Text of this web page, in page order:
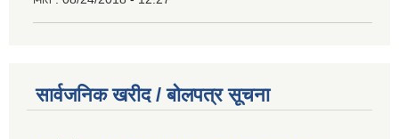
सार्वजनिक खरीद / बोलपत्र सूचना